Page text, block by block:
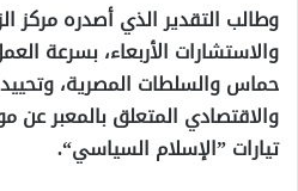
وطالب التقدير الذي أصدره مركز
والاستشارات الأربعاء، بسرعة
حماس والسلطات المصرية، وتحييد
والاقتصادي المتعلق بالمعبر
تيارات ”الإسلام السياسي“.